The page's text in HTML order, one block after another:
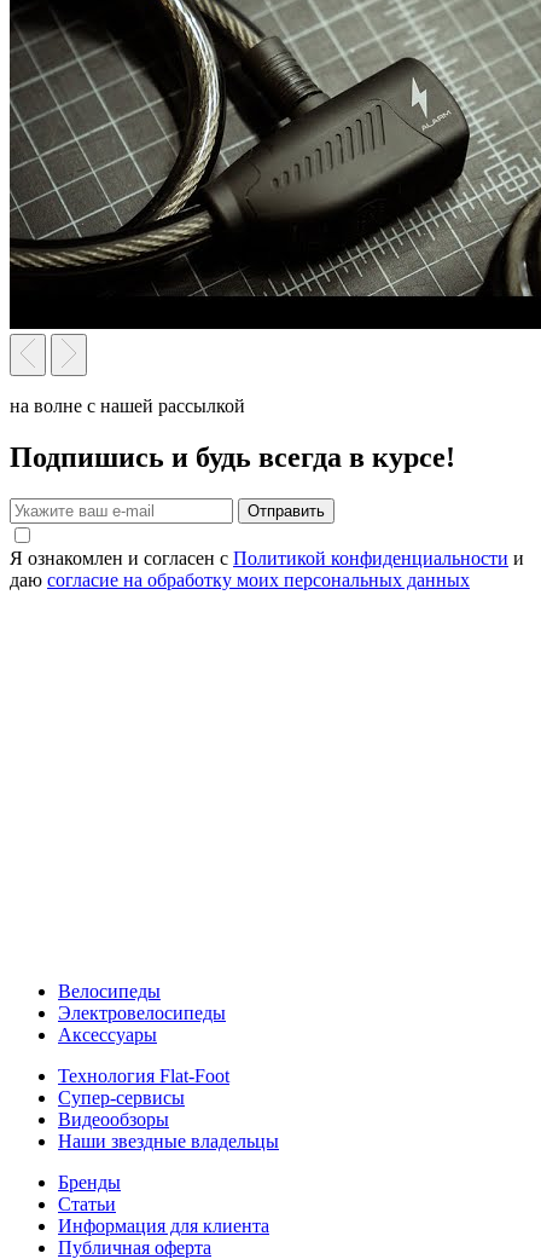
на волне с нашей рассылкой
Подпишись и будь всегда в курсе!
Отправить
Я ознакомлен и согласен с Политикой конфиденциальности и
даю согласие на обработку моих персональных данных
Велосипеды
Электровелосипеды
Аксессуары
Технология Flat-Foot
Супер-сервисы
Видеообзоры
Наши звездные владельцы
Бренды
Статьи
Информация для клиента
Публичная оферта